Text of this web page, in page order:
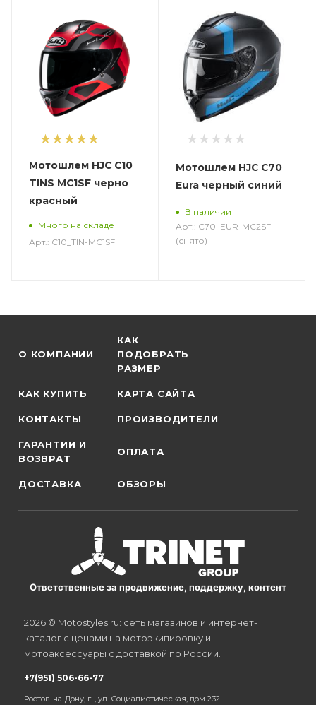
1
Мотошлем HJC C10
TINS MC1SF черно
красный
Много на складе
Арт.: C10_TIN-MC1SF
Мотошлем HJC C70
Eura черный синий
В наличии
Арт.: C70_EUR-MC2SF
(снято)
О КОМПАНИИ
КАК
ПОДОБРАТЬ
РАЗМЕР
КАК КУПИТЬ КАРТА САЙТА
КОНТАКТЫ ПРОИЗВОДИТЕЛИ
ГАРАНТИИ И
ВОЗВРАТ
ОПЛАТА
ДОСТАВКА ОБЗОРЫ
Ответственные за продвижение, поддержку, контент
2026 © Motostyles.ru: сеть магазинов и интернет-
каталог с ценами на мотоэкипировку и
мотоаксессуары с доставкой по России.
+7(951) 506-66-77
Ростов-на-Дону, г. , ул. Социалистическая, дом 232